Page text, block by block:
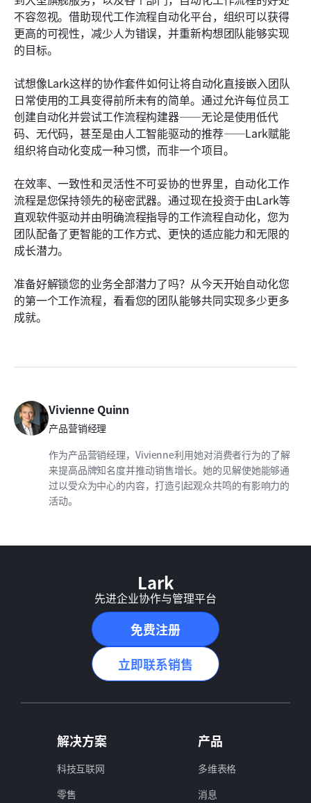
不容忽视。借助现代工作流程自动化平台，组织可以获得
更高的可视性，减少人为错误，并重新构想团队能够实现
的目标。
试想像Lark这样的协作套件如何让将自动化直接嵌入团队
日常使用的工具变得前所未有的简单。通过允许每位员工
创建自动化并尝试工作流程构建器——无论是使用低代
码、无代码，甚至是由人工智能驱动的推荐——Lark赋能
组织将自动化变成一种习惯，而非一个项目。
在效率、一致性和灵活性不可妥协的世界里，自动化工作
流程是您保持领先的秘密武器。通过现在投资于由Lark等
直观软件驱动并由明确流程指导的工作流程自动化，您为
团队配备了更智能的工作方式、更快的适应能力和无限的
成长潜力。
准备好解锁您的业务全部潜力了吗？从今天开始自动化您
的第一个工作流程，看看您的团队能够共同实现多少更多
成就。
Vivienne Quinn
产品营销经理
作为产品营销经理，Vivienne利用她对消费者行为的了解
来提高品牌知名度并推动销售增长。她的见解使她能够通
过以受众为中心的内容，打造引起观众共鸣的有影响力的
活动。
Lark
先进企业协作与管理平台
免费注册
立即联系销售
解决方案
科技互联网
零售
产品
多维表格
消息